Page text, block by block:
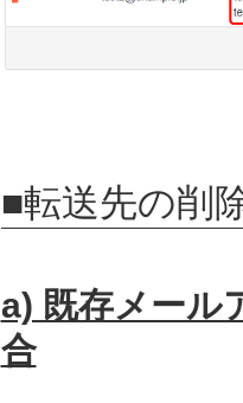
■転送先の削
a) 既存メール
合